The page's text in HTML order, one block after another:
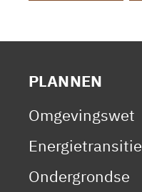
PLANNEN
Omgevingswet
Energietransitie
Ondergrondse